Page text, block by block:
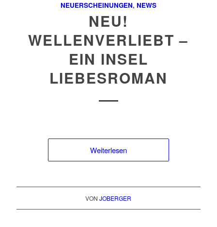
NEUERSCHEINUNGEN, NEWS
NEU!
WELLENVERLIEBT –
EIN INSEL
LIEBESROMAN
Weiterlesen
VONJOBERGER